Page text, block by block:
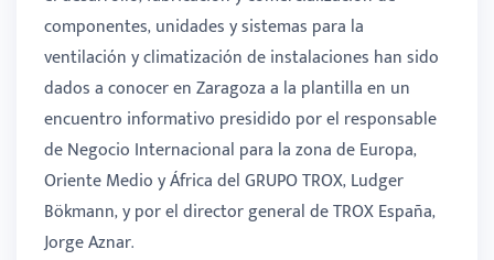
componentes, unidades y sistemas para la
ventilación y climatización de instalaciones han sido
dados a conocer en Zaragoza a la plantilla en un
encuentro informativo presidido por el responsable
de Negocio Internacional para la zona de Europa,
Oriente Medio y África del GRUPO TROX, Ludger
Bökmann, y por el director general de TROX España,
Jorge Aznar.